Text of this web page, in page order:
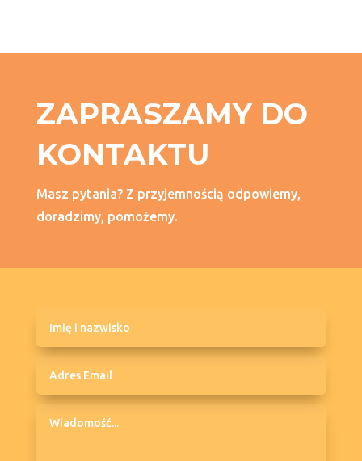
ZAPRASZAMY DO
KONTAKTU
Masz pytania? Z przyjemnością odpowiemy,
doradzimy, pomożemy.